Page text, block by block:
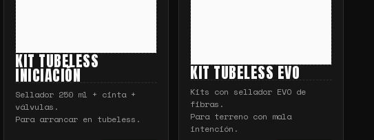
KIT TUBELESS
INICIACIÓN
Sellador 250 ml + cinta +
válvulas.
Para arrancar en tubeless.
KIT TUBELESS EVO
Kits con sellador EVO de
fibras.
Para terreno con mala
intención.